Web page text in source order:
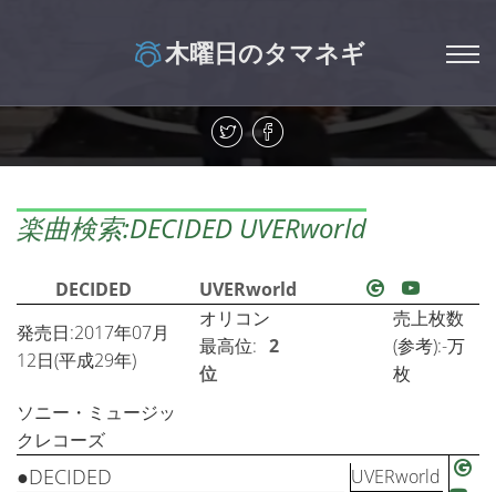
木曜日のタマネギ
楽曲検索:DECIDED UVERworld
DECIDED
UVERworld
発売日:2017年07月
12日(平成29年)
オリコン
最高位: 2
位
売上枚数
(参考):-万
枚
ソニー・ミュージッ
クレコーズ
●DECIDED UVERworld